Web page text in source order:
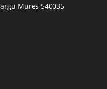
Mures 540035